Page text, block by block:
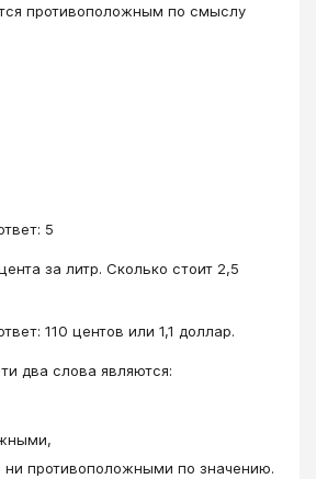
противоположным по смыслу
5
за литр. Сколько стоит 2,5
110 центов или 1,1 доллар.
два слова являются:
противоположными по значению.